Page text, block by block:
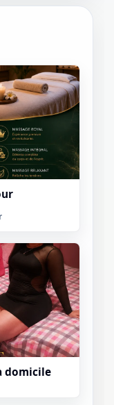
domicile